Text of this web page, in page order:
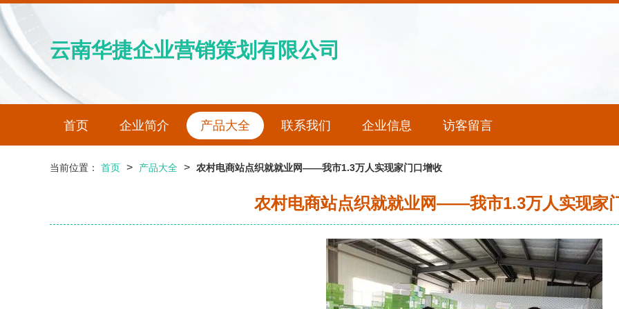
云南华捷企业营销策划有限公司
首页 企业简介 产品大全 联系我们 企业信息 访客留言
当前位置： 首页 > 产品大全 > 农村电商站点织就就业网——我市1.3万人实现家门口增收
农村电商站点织就就业网——我市1.3万人实现家